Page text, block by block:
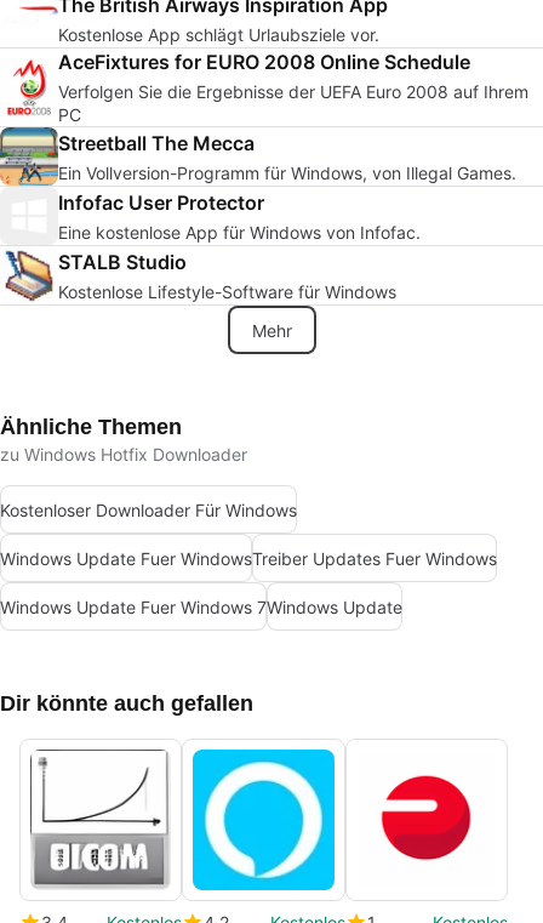
Kostenlose App schlägt Urlaubsziele vor.
AceFixtures for EURO 2008 Online Schedule
Verfolgen Sie die Ergebnisse der UEFA Euro 2008 auf Ihrem
PC
Streetball The Mecca
Ein Vollversion-Programm für Windows, von Illegal Games.
Infofac User Protector
Eine kostenlose App für Windows von Infofac.
STALB Studio
Kostenlose Lifestyle-Software für Windows
Mehr
Ähnliche Themen
zu Windows Hotfix Downloader
Kostenloser Downloader Für Windows
Windows Update Fuer WindowsTreiber Updates Fuer Windows
Windows Update Fuer Windows 7Windows Update
Dir könnte auch gefallen